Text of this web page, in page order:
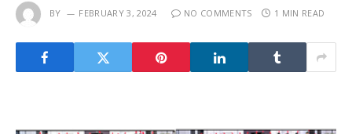
BY FEBRUARY 3, 2024 NO COMMENTS 1 MIN READ